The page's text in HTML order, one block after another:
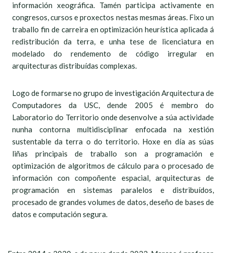
información xeográfica. Tamén participa activamente en
congresos, cursos e proxectos nestas mesmas áreas. Fixo un
traballo fin de carreira en optimización heurística aplicada á
redistribución da terra, e unha tese de licenciatura en
modelado do rendemento de código irregular en
arquitecturas distribuídas complexas.
Logo de formarse no grupo de investigación Arquitectura de
Computadores da USC, dende 2005 é membro do
Laboratorio do Territorio onde desenvolve a súa actividade
nunha contorna multidisciplinar enfocada na xestión
sustentable da terra o do territorio. Hoxe en día as súas
liñas principais de traballo son a programación e
optimización de algoritmos de cálculo para o procesado de
información con compoñente espacial, arquitecturas de
programación en sistemas paralelos e distribuídos,
procesado de grandes volumes de datos, deseño de bases de
datos e computación segura.